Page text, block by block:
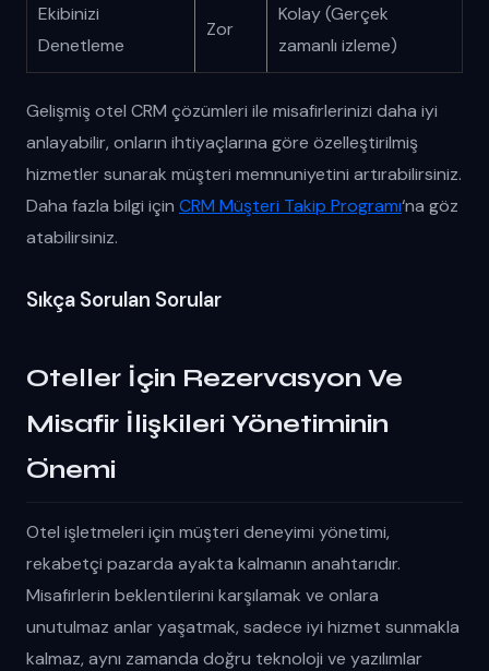
Ekibinizi
Denetleme
Zor
Kolay (Gerçek
zamanlı izleme)
Gelişmiş otel CRM çözümleri ile misafirlerinizi daha iyi
anlayabilir, onların ihtiyaçlarına göre özelleştirilmiş
hizmetler sunarak müşteri memnuniyetini artırabilirsiniz.
Daha fazla bilgi için CRM Müşteri Takip Programı‘na göz
atabilirsiniz.
Sıkça Sorulan Sorular
Oteller İçin Rezervasyon Ve
Misafir İlişkileri Yönetiminin
Önemi
Otel işletmeleri için müşteri deneyimi yönetimi,
rekabetçi pazarda ayakta kalmanın anahtarıdır.
Misafirlerin beklentilerini karşılamak ve onlara
unutulmaz anlar yaşatmak, sadece iyi hizmet sunmakla
kalmaz, aynı zamanda doğru teknoloji ve yazılımlar